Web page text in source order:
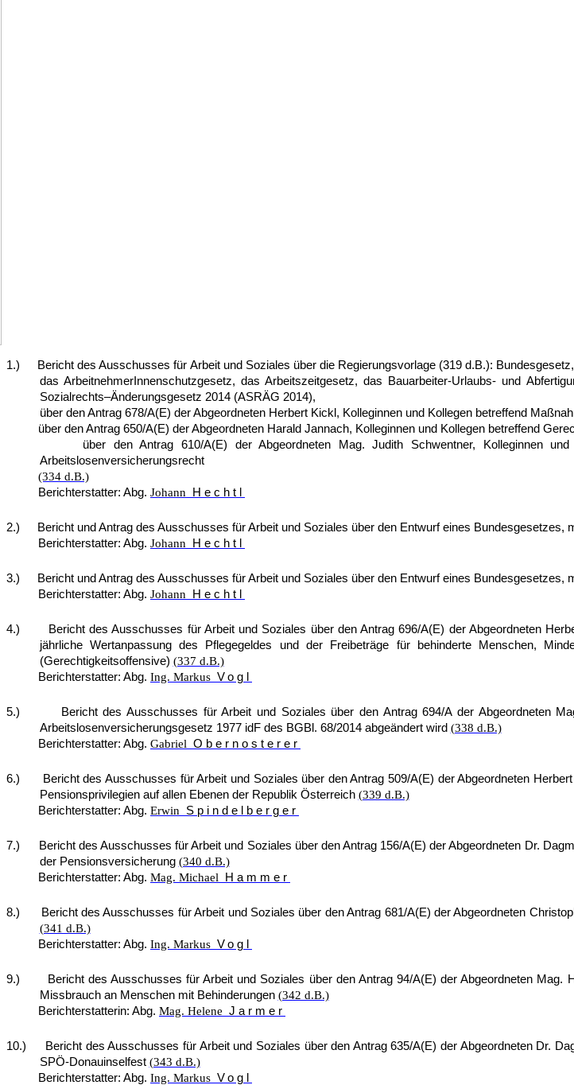
1.)
Bericht des Ausschusses für Arbeit und Soziales über die Regierungsvorlage (319 d.B.):
das ArbeitnehmerInnenschutzgesetz, das Arbeitszeitgesetz, das Bauarbeiter-Urlaubs- und
Sozialrechts–Änderungs­gesetz 2014 (ASRÄG 2014),
über den Antrag 678/A(E) der Abgeordneten Herbert Kickl, Kolleginnen und Kollegen betreffend
über den Antrag 650/A(E) der Abgeordneten Harald Jannach, Kolleginnen und Kollegen betreffend
über den Antrag 610/A(E) der Abgeordneten Mag. Judith Schwentner, Kolleginnen und
Arbeitslosenversicherungsrecht
(334 d.B.)
Berichterstatter: Abg. Johann Hechtl
2.) Bericht und Antrag des Ausschusses für Arbeit und Soziales über den Entwurf eines Bundesgesetzes,
Berichterstatter: Abg. Johann Hechtl
3.) Bericht und Antrag des Ausschusses für Arbeit und Soziales über den Entwurf eines
Berichterstatter: Abg. Johann Hechtl
4.)
Bericht des Ausschusses für Arbeit und Soziales über den Antrag 696/A(E) der Abgeordneten
jährliche Wertanpassung des Pflegegeldes und der Freibeträge für behinderte Menschen,
(Gerechtigkeitsoffensive) (337 d.B.)
Berichterstatter: Abg. Ing. Markus Vogl
5.)
Bericht des Ausschusses für Arbeit und Soziales über den Antrag 694/A der Abgeordneten
Arbeitslosenversicherungsgesetz 1977 idF des BGBl. 68/2014 abgeändert wird (338 d.B.)
Berichterstatter: Abg. Gabriel Obernosterer
6.)
Bericht des Ausschusses für Arbeit und Soziales über den Antrag 509/A(E) der Abgeordneten
Pensionsprivilegien auf allen Ebenen der Republik Österreich (339 d.B.)
Berichterstatter: Abg. Erwin Spindelberger
7.)
Bericht des Ausschusses für Arbeit und Soziales über den Antrag 156/A(E) der Abgeordneten Dr.
der Pensionsversicherung (340 d.B.)
Berichterstatter: Abg. Mag. Michael Hammer
8.)
Bericht des Ausschusses für Arbeit und Soziales über den Antrag 681/A(E) der Abgeordneten
(341 d.B.)
Berichterstatter: Abg. Ing. Markus Vogl
9.)
Bericht des Ausschusses für Arbeit und Soziales über den Antrag 94/A(E) der Abgeordneten
Missbrauch an Menschen mit Behinderungen (342 d.B.)
Berichterstatterin: Abg. Mag. Helene Jarmer
10.)
Bericht des Ausschusses für Arbeit und Soziales über den Antrag 635/A(E) der Abgeordneten Dr.
SPÖ-Donauinselfest (343 d.B.)
Berichterstatter: Abg. Ing. Markus Vogl